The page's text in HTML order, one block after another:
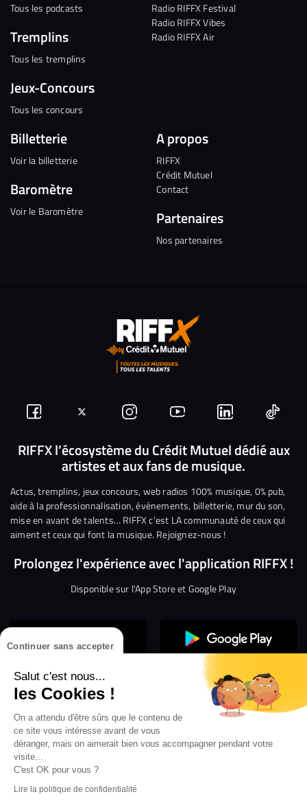
Continuer sans accepter
Salut c'est nous...
les Cookies !
On a attendu d'être sûrs que le contenu de
ce site vous intéresse avant de vous
déranger, mais on aimerait bien vous accompagner pendant votre
visite...
C'est OK pour vous ?
Lire la politique de confidentialité
Tous les podcasts
Tremplins
Tous les tremplins
Jeux-Concours
Tous les concours
Radio RIFFX Festival
Radio RIFFX Vibes
Radio RIFFX Air
Billetterie
Voir la billetterie
Baromètre
Voir le Baromètre
A propos
RIFFX
Crédit Mutuel
Contact
Partenaires
Nos partenaires
Suivez-
nous
Facebook
Suivez-
nous
sur
Twitter
Nous
rejoindre
sur
Instagram
Nous
rejoindre
sur
YouTube
Nous
rejoindre
sur
Linkedin
Nous
RIFFX l’écosystème du Crédit Mutuel dédié aux
artistes et aux fans de musique.
Actus, tremplins, jeux concours, web radios 100% musique, 0% pub,
aide à la professionnalisation, événements, billetterie, mur du son,
mise en avant de talents… RIFFX c’est LA communauté de ceux qui
aiment et ceux qui font la musique. Rejoignez-nous !
Prolongez l'expérience avec l'application RIFFX !
Disponible sur l'App Store et Google Play
Confidentialité
Gestion des cookies
Conditions générales d’utilisation
Mentions légales
les webradios RIFFX
en exclusivité sur VIBES le titre de la révé